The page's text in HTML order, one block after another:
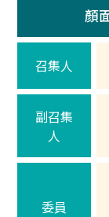
顏
召集人
副召集
人
委員